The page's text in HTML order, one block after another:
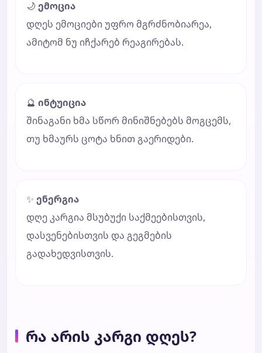
🌙 ემოცია
დღეს ემოციები უფრო მგრძნობიარეა,
ამიტომ ნუ იჩქარებ რეაგირებას.
🔮 ინტუიცია
შინაგანი ხმა სწორ მინიშნებებს მოგცემს,
თუ ხმაურს ცოტა ხნით გაერიდები.
✨ ენერგია
დღე კარგია მსუბუქი საქმეებისთვის,
დასვენებისთვის და გეგმების
გადახედვისთვის.
რა არის კარგი დღეს?